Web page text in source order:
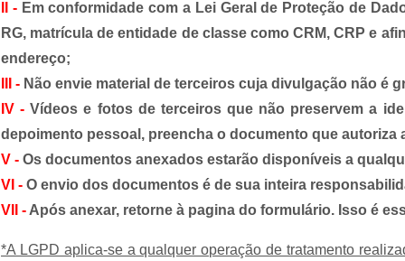
II -Em conformidade com a Lei Geral de Proteção de
RG, matrícula de entidade de classe como CRM, CRP e
endereço;
III - Não envie material de terceiros cuja divulgação não é
IV - Vídeos e fotos de terceiros que não preservem a
depoimento pessoal, preencha o documento que autoriza
V - Os documentos anexados estarão disponíveis a
VI - O envio dos documentos é de sua inteira
VII - Após anexar, retorne à pagina do formulário. Isso é
*A LGPD aplica-se a qualquer operação de tratamento